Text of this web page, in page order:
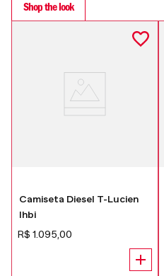
Shop the look
Camiseta Diesel T-Lucien
Ihbi
R$ 1 095 00